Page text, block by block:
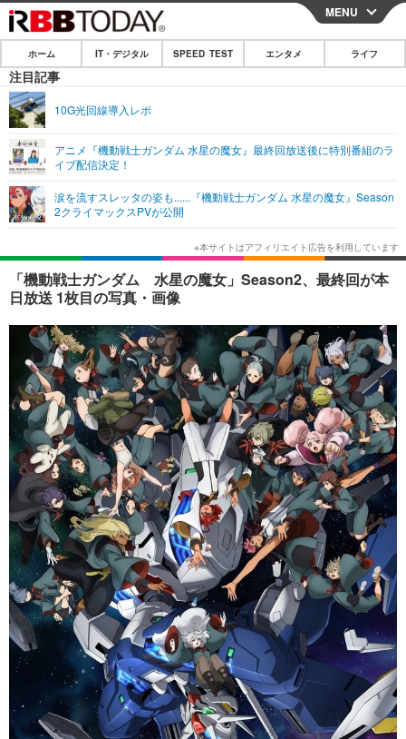
CLOSE
ホーム
IT・デジタル
ネタ
ショッピング その他
SPEED TEST
エンタメ
エンタメTOP
韓国・芸能
音楽 スポーツ
ショッピング その他
ライフ
ライフTOP グルメ
ペット ショッピング
その他
リリース一覧
プッシュ通知の停止方法
MENU
ホーム IT・デジタル SPEED TEST エンタメ ライフ
注目記事
10G光回線導入レポ
アニメ『機動戦士ガンダム 水星の魔女』最終回放送後に特別番組のラ
イブ配信決定！
涙を流すスレッタの姿も......『機動戦士ガンダム 水星の魔女』Season
2クライマックスPVが公開
「機動戦士ガンダム 水星の魔女」Season2、最終回が本
日放送 1枚目の写真・画像